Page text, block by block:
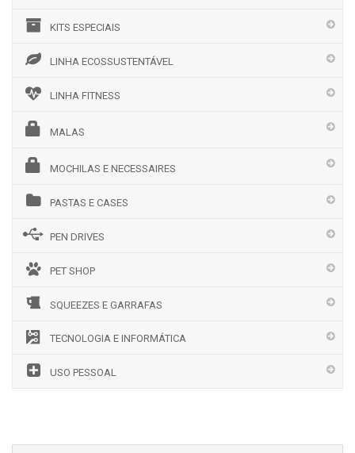
KITS ESPECIAIS
LINHA ECOSSUSTENTÁVEL
LINHA FITNESS
MALAS
MOCHILAS E NECESSAIRES
PASTAS E CASES
PEN DRIVES
PET SHOP
SQUEEZES E GARRAFAS
TECNOLOGIA E INFORMÁTICA
USO PESSOAL